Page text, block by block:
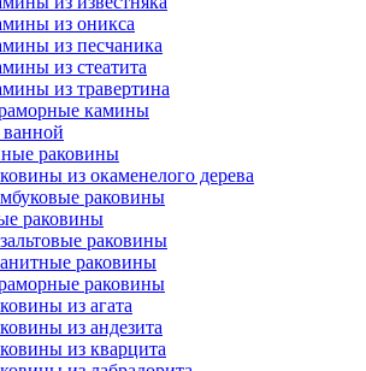
из оникса
из песчаника
из стеатита
из травертина
камины
раковины
из окаменелого дерева
раковины
раковины
раковины
раковины
раковины
из агата
из андезита
из кварцита